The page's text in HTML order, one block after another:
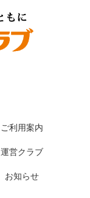
ご利用案内
運営クラブ
お知らせ